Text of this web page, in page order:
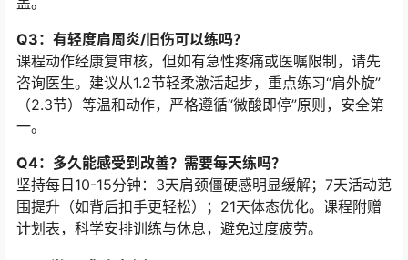
Q3：有轻度肩周炎/旧伤可以练吗？
课程动作经康复审核，但如有急性疼痛或医嘱限制，请先
咨询医生。建议从1.2节轻柔激活起步，重点练习“肩外旋”
（2.3节）等温和动作，严格遵循“微酸即停”原则，安全第
一。
Q4：多久能感受到改善？需要每天练吗？
坚持每日10-15分钟：3天肩颈僵硬感明显缓解；7天活动范
围提升（如背后扣手更轻松）；21天体态优化。课程附赠
计划表，科学安排训练与休息，避免过度疲劳。